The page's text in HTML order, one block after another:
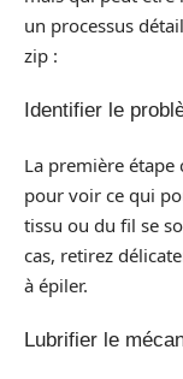
un processus
zip :
Identifier le
La première
pour voir ce qui
tissu ou du fil se
cas, retirez
à épiler.
Lubrifier le